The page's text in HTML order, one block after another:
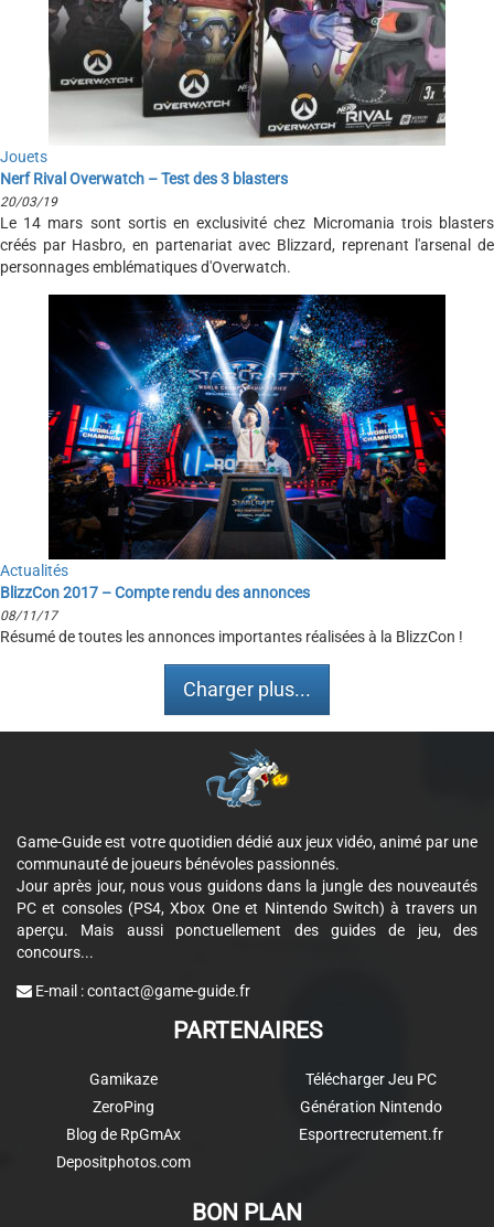
Jouets
Nerf Rival Overwatch – Test des 3 blasters
20/03/19
Le 14 mars sont sortis en exclusivité chez Micromania trois blasters
créés par Hasbro, en partenariat avec Blizzard, reprenant l'arsenal de
personnages emblématiques d'Overwatch.
Actualités
BlizzCon 2017 – Compte rendu des annonces
08/11/17
Résumé de toutes les annonces importantes réalisées à la BlizzCon !
Charger plus...
Game-Guide est votre quotidien dédié aux jeux vidéo, animé par une
communauté de joueurs bénévoles passionnés.
Jour après jour, nous vous guidons dans la jungle des nouveautés
PC et consoles (PS4, Xbox One et Nintendo Switch) à travers un
aperçu. Mais aussi ponctuellement des guides de jeu, des
concours...
E-mail :contact@game-guide.fr
PARTENAIRES
Gamikaze
ZeroPing
Blog de RpGmAx
Depositphotos.com
Télécharger Jeu PC
Génération Nintendo
Esportrecrutement.fr
BON PLAN